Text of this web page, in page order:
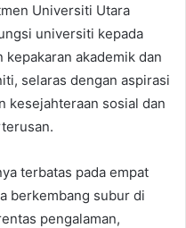
Universiti Utara
universiti kepada
akademik dan
selaras dengan aspirasi
kesejahteraan sosial dan
terbatas pada empat
berkembang subur di
pengalaman,